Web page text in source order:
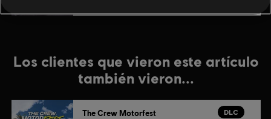
Los clientes que vieron este artículo
también vieron...
DLC
The Crew Motorfest